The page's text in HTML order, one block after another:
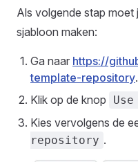
Als volgende stap moet
sjabloon maken:
Ga naar https://
template-repository.
Klik op de knop
Kies vervolgens de
repository .